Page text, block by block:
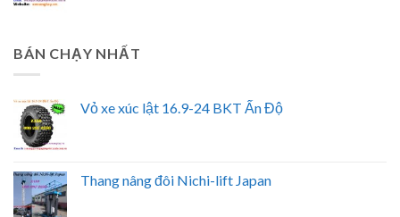
BÁN CHẠY NHẤT
Vỏ xe xúc lật 16.9-24 BKT Ấn Độ
Thang nâng đôi Nichi-lift Japan